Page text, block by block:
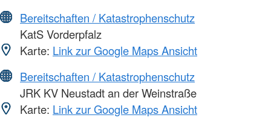
Bereitschaften / Katastrophenschutz
KatS Vorderpfalz
Karte: Link zur Google Maps Ansicht
Bereitschaften / Katastrophenschutz
JRK KV Neustadt an der Weinstraße
Karte: Link zur Google Maps Ansicht